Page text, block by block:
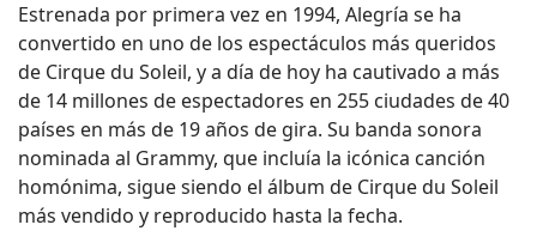
Estrenada por primera vez en 1994, Alegría se ha
convertido en uno de los espectáculos más queridos
de Cirque du Soleil, y a día de hoy ha cautivado a más
de 14 millones de espectadores en 255 ciudades de 40
países en más de 19 años de gira. Su banda sonora
nominada al Grammy, que incluía la icónica canción
homónima, sigue siendo el álbum de Cirque du Soleil
más vendido y reproducido hasta la fecha.